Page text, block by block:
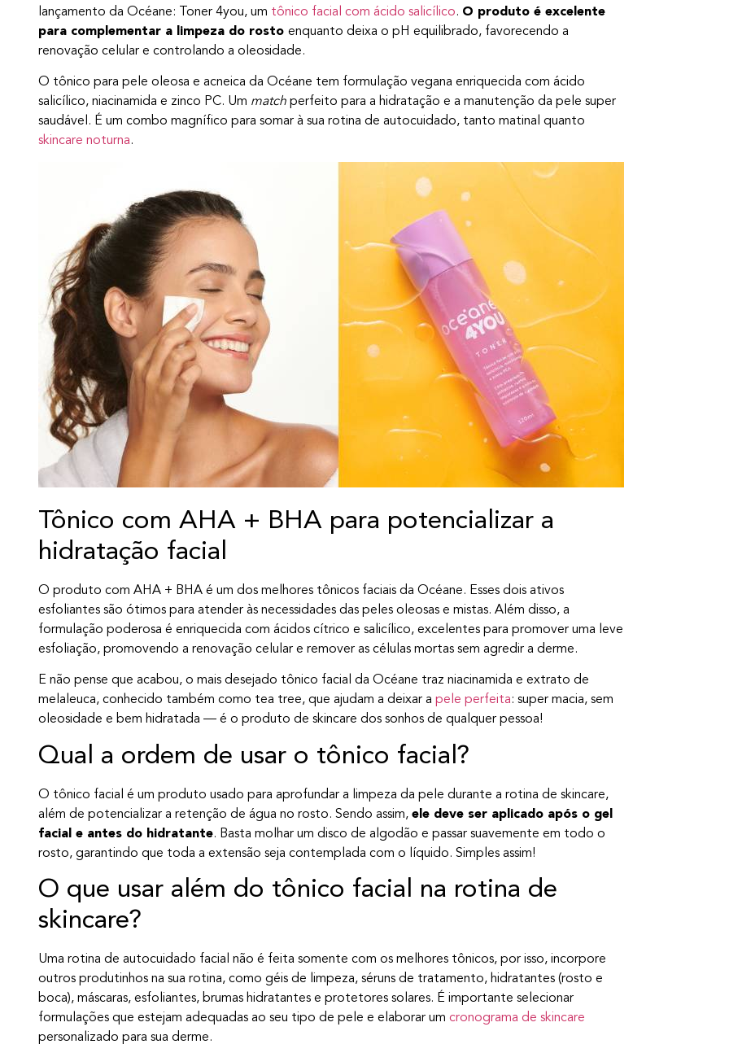
lançamento da Océane: Toner 4you, um tônico facial com ácido salicílico. O produto é excelente
para complementar a limpeza do rosto enquanto deixa o pH equilibrado, favorecendo a
renovação celular e controlando a oleosidade.
O tônico para pele oleosa e acneica da Océane tem formulação vegana enriquecida com ácido
salicílico, niacinamida e zinco PC. Um match perfeito para a hidratação e a manutenção da pele super
saudável. É um combo magnífico para somar à sua rotina de autocuidado, tanto matinal quanto
skincare noturna.
Tônico com AHA + BHA para potencializar a
hidratação facial
O produto com AHA + BHA é um dos melhores tônicos faciais da Océane. Esses dois ativos
esfoliantes são ótimos para atender às necessidades das peles oleosas e mistas. Além disso, a
formulação poderosa é enriquecida com ácidos cítrico e salicílico, excelentes para promover uma leve
esfoliação, promovendo a renovação celular e remover as células mortas sem agredir a derme.
E não pense que acabou, o mais desejado tônico facial da Océane traz niacinamida e extrato de
melaleuca, conhecido também como tea tree, que ajudam a deixar a pele perfeita: super macia, sem
oleosidade e bem hidratada — é o produto de skincare dos sonhos de qualquer pessoa!
Qual a ordem de usar o tônico facial?
O tônico facial é um produto usado para aprofundar a limpeza da pele durante a rotina de skincare,
além de potencializar a retenção de água no rosto. Sendo assim, ele deve ser aplicado após o gel
facial e antes do hidratante. Basta molhar um disco de algodão e passar suavemente em todo o
rosto, garantindo que toda a extensão seja contemplada com o líquido. Simples assim!
O que usar além do tônico facial na rotina de
skincare?
Uma rotina de autocuidado facial não é feita somente com os melhores tônicos, por isso, incorpore
outros produtinhos na sua rotina, como géis de limpeza, séruns de tratamento, hidratantes (rosto e
boca), máscaras, esfoliantes, brumas hidratantes e protetores solares. É importante selecionar
formulações que estejam adequadas ao seu tipo de pele e elaborar um cronograma de skincare
personalizado para sua derme.